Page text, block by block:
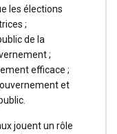
les élections
;
de la
;
efficace ;
et
jouent un rôle